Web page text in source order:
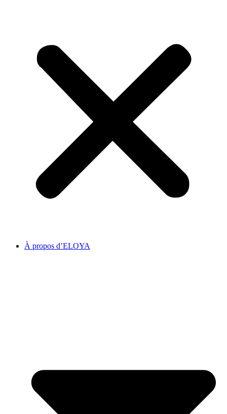
À propos d’ELOYA